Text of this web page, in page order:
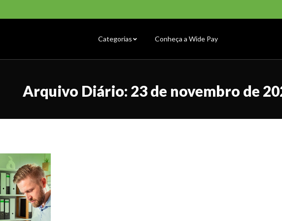
Categorias Conheça a Wide Pay
Arquivo Diário: 23 de novembro de